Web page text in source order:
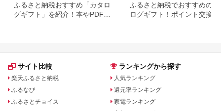
ふるさと納税おすすめ「カタロ
グギフト」を紹介！本やPDFカ
ふるさと納税でおすすめのカ
ログギフト！ポイント交換で
サイト比較
楽天ふるさと納税
ふるなび
ふるさとチョイス
ランキングから探す
人気ランキング
還元率ランキング
家電ランキング